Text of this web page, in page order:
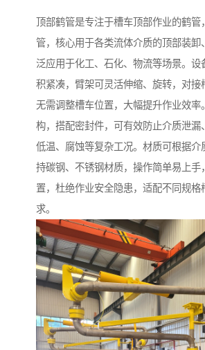
顶部鹤管是专注于槽车顶部作业的鹤
管，核心用于各类流体介质的顶部装卸
泛应用于化工、石化、物流等场景。设
积紧凑，臂架可灵活伸缩、旋转，对接
无需调整槽车位置，大幅提升作业效率
构，搭配密封件，可有效防止介质泄漏
低温、腐蚀等复杂工况。材质可根据介
持碳钢、不锈钢材质，操作简单易上手
置，杜绝作业安全隐患，适配不同规格
求。